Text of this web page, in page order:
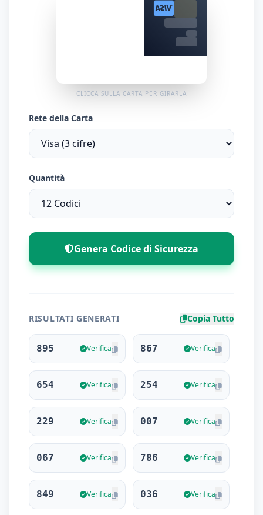
Rete della Carta
Quantità
Genera Codice di Sicurezza
493
CLICCA SULLA CARTA PER GIRARLA
RISULTATI GENERATI Copia Tutto
895 Verifica 867 Verifica
654 Verifica 254 Verifica
229 Verifica 007 Verifica
067 Verifica 786 Verifica
849 Verifica 036 Verifica